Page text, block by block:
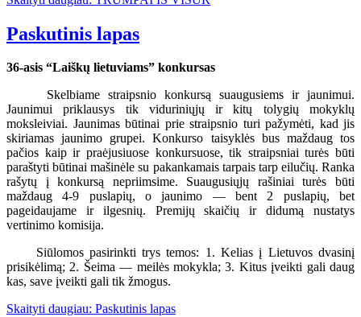
Paskutinis lapas
36-asis “Laiškų lietuviams” konkursas
Skelbiame straipsnio konkursą suaugusiems ir jaunimui.
Jaunimui priklausys tik viduriniųjų ir kitų tolygių mokyklų
moksleiviai. Jaunimas būtinai prie straipsnio turi pažymėti, kad jis
skiriamas jaunimo grupei. Konkurso taisyklės bus maždaug tos
pačios kaip ir praėjusiuose konkursuose, tik straipsniai turės būti
paraštyti būtinai mašinėle su pakankamais tarpais tarp eilučių. Ranka
rašytų į konkursą nepriimsime. Suaugusiųjų rašiniai turės būti
maždaug 4-9 puslapių, o jaunimo — bent 2 puslapių, bet
pageidaujame ir ilgesnių. Premijų skaičių ir didumą nustatys
vertinimo komisija.
Siūlomos pasirinkti trys temos: 1. Kelias į Lietuvos dvasinį
prisikėlimą; 2. Šeima — meilės mokykla; 3. Kitus įveikti gali daug
kas, save įveikti gali tik žmogus.
Skaityti daugiau: Paskutinis lapas